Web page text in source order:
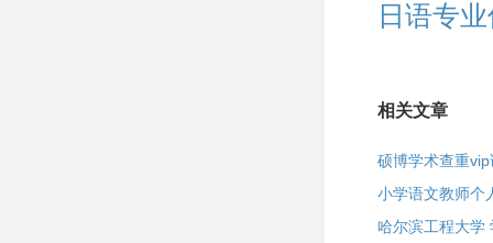
日语专
相关文章
硕博学术查重
小学语文教师个
哈尔滨工程大学